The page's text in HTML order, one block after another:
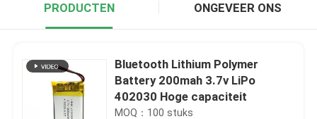
PRODUCTEN ONGEVEER ONS
Bluetooth Lithium Polymer
Battery 200mah 3.7v LiPo
402030 Hoge capaciteit
MOQ：100 stuks